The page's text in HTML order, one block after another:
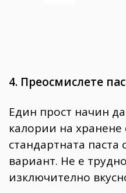
4. Преосмислете
Един прост начин
калории на
стандартната паста
вариант. Не е
изключително